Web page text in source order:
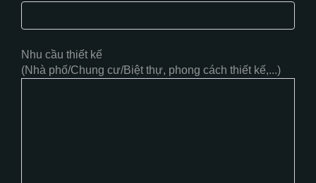
Nhu cầu thiết kế
(Nhà phố/Chung cư/Biệt thự, phong cách thiết kế,...)